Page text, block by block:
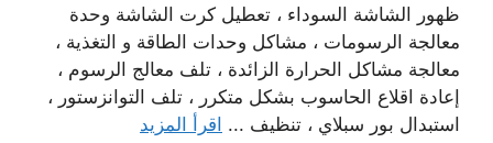
ظهور الشاشة السوداء ، تعطيل كرت الشاشة وحدة
معالجة الرسومات ، مشاكل وحدات الطاقة و التغذية ،
معالجة مشاكل الحرارة الزائدة ، تلف معالج الرسوم ،
إعادة اقلاع الحاسوب بشكل متكرر ، تلف التوانزستور ،
استبدال بور سبلاي ، تنظيف ... اقرأ المزيد